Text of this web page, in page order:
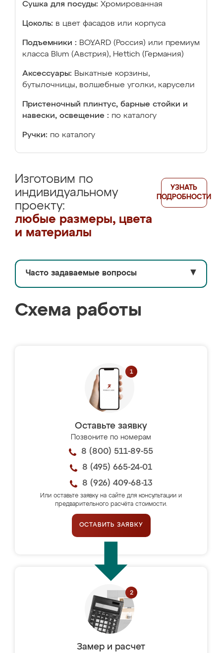
Сушка для посуды: Хромированная
Цоколь: в цвет фасадов или корпуса
Подъемники : BOYARD (Россия) или премиум
класса Blum (Австрия), Hettich (Германия)
Аксессуары: Выкатные корзины,
бутылочницы, волшебные уголки, карусели
Пристеночный плинтус, барные стойки и
навески, освещение : по каталогу
Ручки: по каталогу
Изготовим по
индивидуальному
проекту:
любые размеры, цвета
и материалы
УЗНАТЬ
ПОДРОБНОСТИ
Часто задаваемые вопросы ▼
Схема работы
Оставьте заявку
Позвоните по номерам
8 (800) 511-89-55
8 (495) 665-24-01
8 (926) 409-68-13
Или оставьте заявку на сайте для консультации и
предварительного расчёта стоимости.
ОСТАВИТЬ ЗАЯВКУ
Замер и расчет